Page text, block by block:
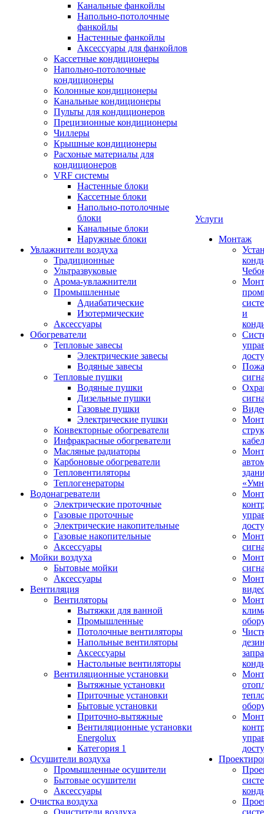
Канальные фанкойлы
Напольно-потолочные
фанкойлы
Настенные фанкойлы
Аксессуары для фанкойлов
Кассетные кондиционеры
Напольно-потолочные
кондиционеры
Колонные кондиционеры
Канальные кондиционеры
Пульты для кондиционеров
Прецизионные кондиционеры
Чиллеры
Крышные кондиционеры
Расхоные материалы для
кондиционеров
VRF системы
Настенные блоки
Кассетные блоки
Напольно-потолочные
блоки
Канальные блоки
Наружные блоки
Увлажнители воздуха
Традиционные
Ультразвуковые
Арома-увлажнители
Промышленныe
Адиабатические
Изотермические
Аксессуары
Обогреватели
Тепловые завесы
Электрические завесы
Водяные завесы
Тепловые пушки
Водяные пушки
Дизельные пушки
Газовые пушки
Электрические пушки
Конвекторные обогреватели
Инфракрасные обогреватели
Масляные радиаторы
Карбоновые обогреватели
Тепловентиляторы
Теплогенераторы
Водонагреватели
Электрические проточные
Газовые проточные
Электрические накопительные
Газовые накопительные
Аксессуары
Мойки воздуха
Бытовые мойки
Аксессуары
Вентиляция
Вентиляторы
Вытяжки для ванной
Промышленные
Потолочные вентиляторы
Напольные вентиляторы
Аксессуары
Настольные вентиляторы
Вентиляционные установки
Вытяжные установки
Приточные установки
Бытовые установки
Приточно-вытяжные
Вентиляционные установки
Energolux
Категория 1
Осушители воздуха
Промышленные осушители
Бытовые осушители
Аксессуары
Очистка воздуха
Очистители воздуха
Услуги
Монтаж
и